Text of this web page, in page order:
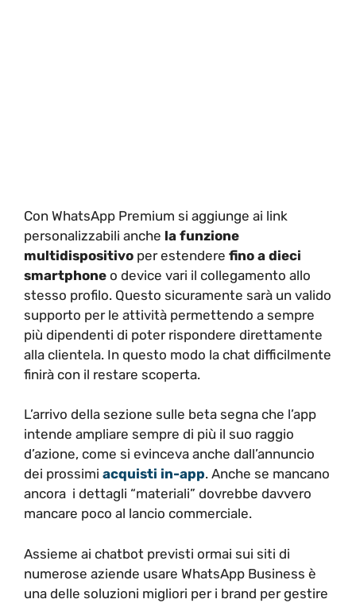
Con WhatsApp Premium si aggiunge ai link
personalizzabili anche la funzione
multidispositivo per estendere fino a dieci
smartphone o device vari il collegamento allo
stesso profilo. Questo sicuramente sarà un valido
supporto per le attività permettendo a sempre
più dipendenti di poter rispondere direttamente
alla clientela. In questo modo la chat difficilmente
finirà con il restare scoperta.
L’arrivo della sezione sulle beta segna che l’app
intende ampliare sempre di più il suo raggio
d’azione, come si evinceva anche dall’annuncio
dei prossimi acquisti in-app. Anche se mancano
ancora i dettagli “materiali” dovrebbe davvero
mancare poco al lancio commerciale.
Assieme ai chatbot previsti ormai sui siti di
numerose aziende usare WhatsApp Business è
una delle soluzioni migliori per i brand per gestire